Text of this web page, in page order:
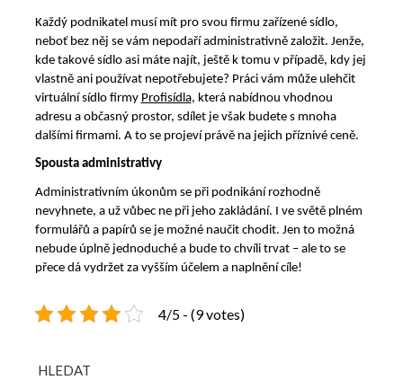
Každý podnikatel musí mít pro svou firmu zařízené sídlo,
neboť bez něj se vám nepodaří administrativně založit. Jenže,
kde takové sídlo asi máte najít, ještě k tomu v případě, kdy jej
vlastně ani používat nepotřebujete? Práci vám může ulehčit
virtuální sídlo firmy Profisídla, která nabídnou vhodnou
adresu a občasný prostor, sdílet je však budete s mnoha
dalšími firmami. A to se projeví právě na jejich příznivé ceně.
Spousta administrativy
Administrativním úkonům se při podnikání rozhodně
nevyhnete, a už vůbec ne při jeho zakládání. I ve světě plném
formulářů a papírů se je možné naučit chodit. Jen to možná
nebude úplně jednoduché a bude to chvíli trvat – ale to se
přece dá vydržet za vyšším účelem a naplnění cíle!
4/5 - (9 votes)
HLEDAT